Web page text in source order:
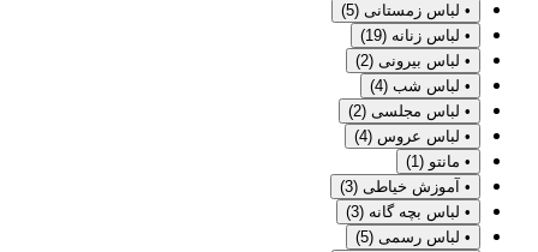
• لباس زمستانی (5)
• لباس زنانه (19)
• لباس بیرونی (2)
• لباس شب (4)
• لباس مجلسی (2)
• لباس عروس (4)
• مانتو (1)
• آموزش خیاطی (3)
• لباس بچه گانه (3)
• لباس رسمی (5)